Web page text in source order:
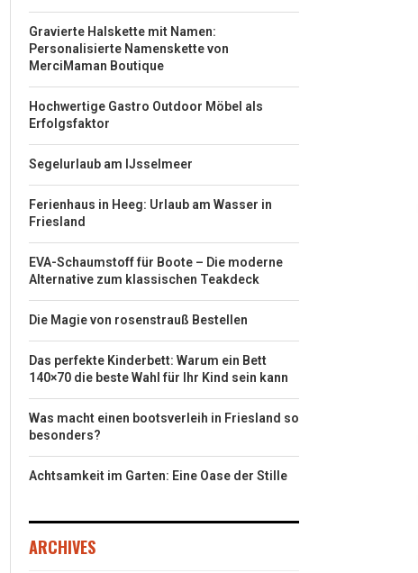
Gravierte Halskette mit Namen:
Personalisierte Namenskette von
MerciMaman Boutique
Hochwertige Gastro Outdoor Möbel als
Erfolgsfaktor
Segelurlaub am IJsselmeer
Ferienhaus in Heeg: Urlaub am Wasser in
Friesland
EVA-Schaumstoff für Boote – Die moderne
Alternative zum klassischen Teakdeck
Die Magie von rosenstrauß Bestellen
Das perfekte Kinderbett: Warum ein Bett
140×70 die beste Wahl für Ihr Kind sein kann
Was macht einen bootsverleih in Friesland so
besonders?
Achtsamkeit im Garten: Eine Oase der Stille
ARCHIVES